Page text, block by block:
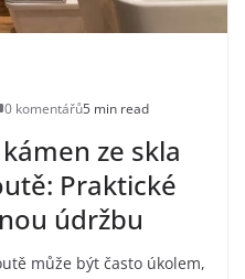
0 komentářů5 min read
ze skla
Praktické
údržbu
může být často úkolem,